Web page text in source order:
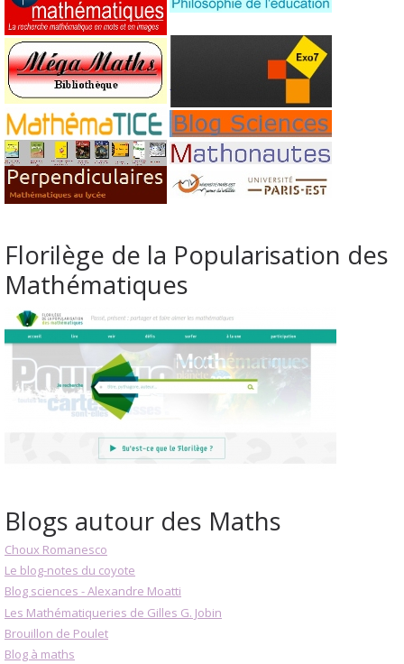
Florilège de la Popularisation des
Mathématiques
Blogs autour des Maths
Choux Romanesco
Le blog-notes du coyote
Blog sciences - Alexandre Moatti
Les Mathématiqueries de Gilles G. Jobin
Brouillon de Poulet
Blog à maths